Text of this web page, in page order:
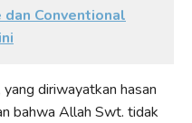
dan Conventional
diriwayatkan hasan
bahwa Allah Swt. tidak